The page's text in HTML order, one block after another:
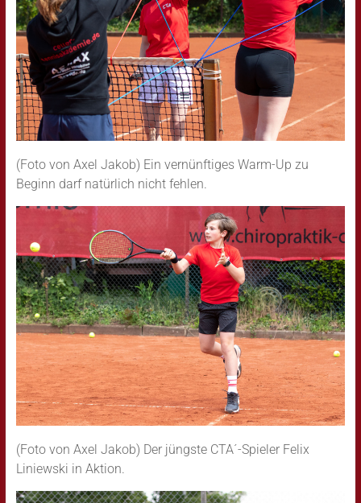
(Foto von Axel Jakob) Ein vernünftiges Warm-Up zu
Beginn darf natürlich nicht fehlen.
(Foto von Axel Jakob) Der jüngste CTA´-Spieler Felix
Liniewski in Aktion.